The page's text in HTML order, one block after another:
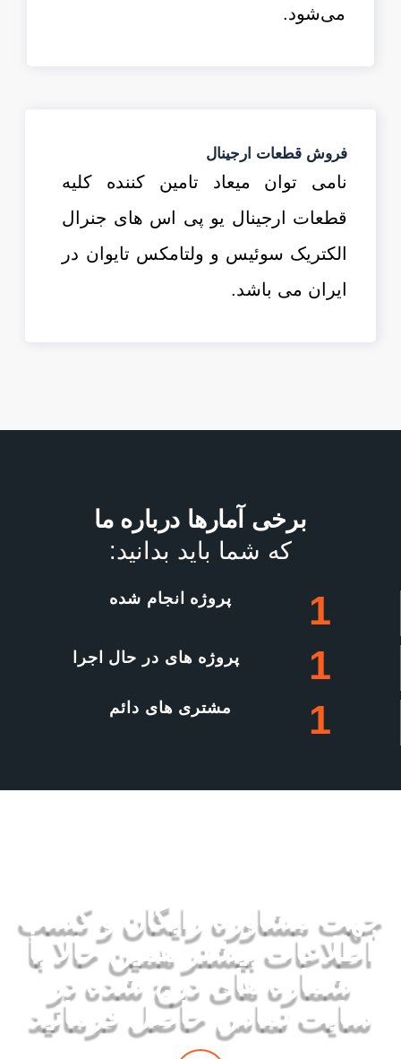
می‌شود.
فروش قطعات ارجینال
نامی توان میعاد تامین کننده کلیه
قطعات ارجینال یو پی اس های جنرال
الکتریک سوئیس و ولتامکس تایوان در
ایران می باشد.
برخی آمارها درباره ما
که شما باید بدانید:
1 پروژه انجام شده
1 پروژه های در حال اجرا
1 مشتری های دائم
جهت مشاوره رایگان و کسب
اطلاعات بیشتر همین حالا با
شماره های درج شده در
سایت تماس حاصل فرمائید